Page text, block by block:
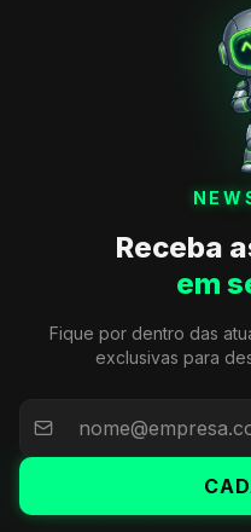
Receba
em
Fique por dentro das
exclusivas para